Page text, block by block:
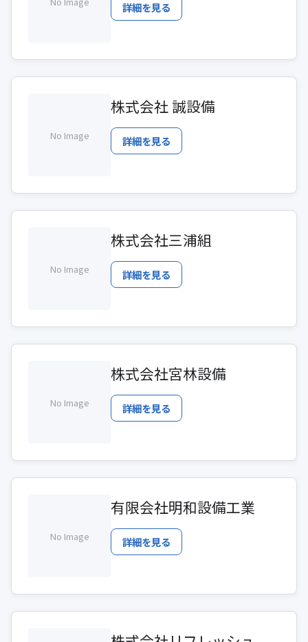
詳細を見る
No Image
株式会社 誠設備
詳細を見る
No Image
株式会社三浦組
詳細を見る
No Image
株式会社宮林設備
詳細を見る
No Image
有限会社明和設備工業
詳細を見る